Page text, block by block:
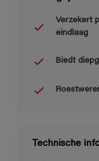
Verzekert
eindlaag
Biedt
Technische